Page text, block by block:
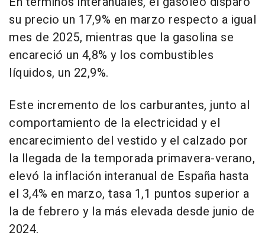
su precio un 17,9% en marzo respecto a igual
mes de 2025, mientras que la gasolina se
encareció un 4,8% y los combustibles
líquidos, un 22,9%.
Este incremento de los carburantes, junto al
comportamiento de la electricidad y el
encarecimiento del vestido y el calzado por
la llegada de la temporada primavera-verano,
elevó la inflación interanual de España hasta
el 3,4% en marzo, tasa 1,1 puntos superior a
la de febrero y la más elevada desde junio de
2024.